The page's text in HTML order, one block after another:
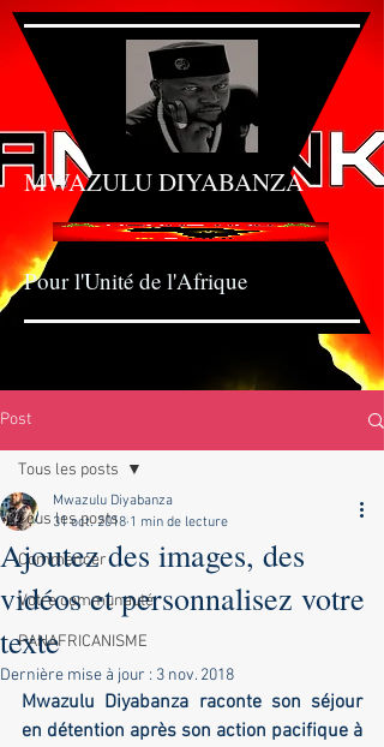
MWAZULU DIYABANZA
Pour l'Unité de l'Afrique
Post
Tous les posts
Commencer
Votre communauté
PANAFRICANISME
Tous les posts
Ajoutez des images, des
vidéos et personnalisez votre
texte
Mwazulu Diyabanza
31 oct. 2018 1 min de lecture
Dernière mise à jour : 3 nov. 2018
Mwazulu Diyabanza raconte son séjour
en détention après son action pacifique à